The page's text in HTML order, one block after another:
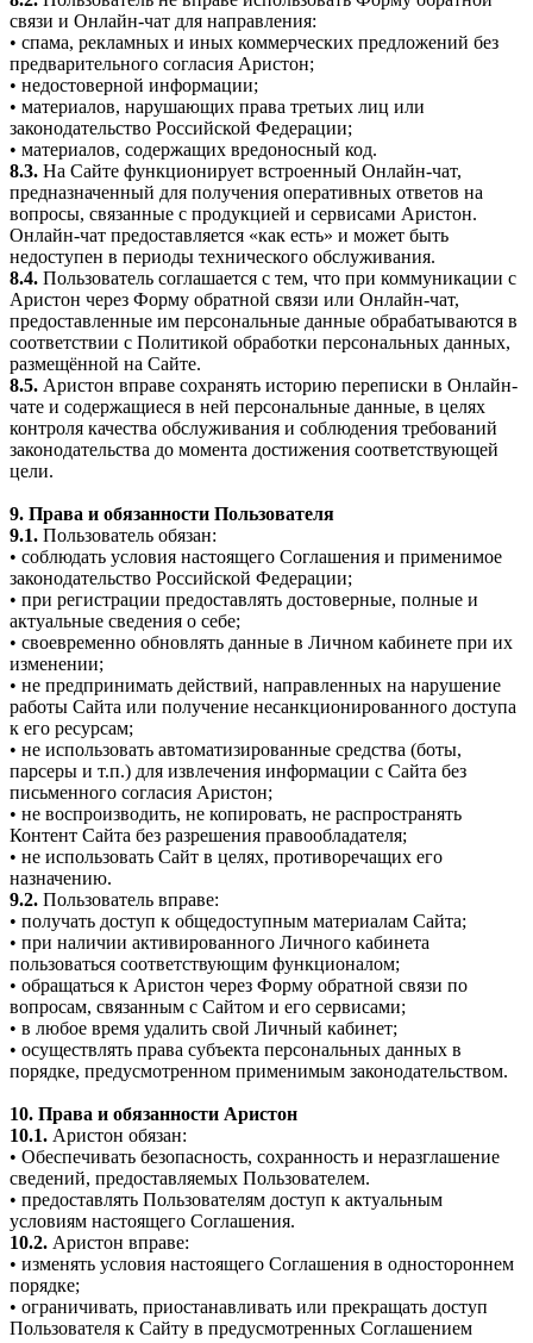
связи и Онлайн-чат для направления:
• спама, рекламных и иных коммерческих предложений без
предварительного согласия Аристон;
• недостоверной информации;
• материалов, нарушающих права третьих лиц или
законодательство Российской Федерации;
• материалов, содержащих вредоносный код.
8.3. На Сайте функционирует встроенный Онлайн-чат,
предназначенный для получения оперативных ответов на
вопросы, связанные с продукцией и сервисами Аристон.
Онлайн-чат предоставляется «как есть» и может быть
недоступен в периоды технического обслуживания.
8.4. Пользователь соглашается с тем, что при коммуникации с
Аристон через Форму обратной связи или Онлайн-чат,
предоставленные им персональные данные обрабатываются в
соответствии с Политикой обработки персональных данных,
размещённой на Сайте.
8.5. Аристон вправе сохранять историю переписки в Онлайн-
чате и содержащиеся в ней персональные данные, в целях
контроля качества обслуживания и соблюдения требований
законодательства до момента достижения соответствующей
цели.
9. Права и обязанности Пользователя
9.1. Пользователь обязан:
• соблюдать условия настоящего Соглашения и применимое
законодательство Российской Федерации;
• при регистрации предоставлять достоверные, полные и
актуальные сведения о себе;
• своевременно обновлять данные в Личном кабинете при их
изменении;
• не предпринимать действий, направленных на нарушение
работы Сайта или получение несанкционированного доступа
к его ресурсам;
• не использовать автоматизированные средства (боты,
парсеры и т.п.) для извлечения информации с Сайта без
письменного согласия Аристон;
• не воспроизводить, не копировать, не распространять
Контент Сайта без разрешения правообладателя;
• не использовать Сайт в целях, противоречащих его
назначению.
9.2. Пользователь вправе:
• получать доступ к общедоступным материалам Сайта;
• при наличии активированного Личного кабинета
пользоваться соответствующим функционалом;
• обращаться к Аристон через Форму обратной связи по
вопросам, связанным с Сайтом и его сервисами;
• в любое время удалить свой Личный кабинет;
• осуществлять права субъекта персональных данных в
порядке, предусмотренном применимым законодательством.
10. Права и обязанности Аристон
10.1. Аристон обязан:
• Обеспечивать безопасность, сохранность и неразглашение
сведений, предоставляемых Пользователем.
• предоставлять Пользователям доступ к актуальным
условиям настоящего Соглашения.
10.2. Аристон вправе:
• изменять условия настоящего Соглашения в одностороннем
порядке;
• ограничивать, приостанавливать или прекращать доступ
Пользователя к Сайту в предусмотренных Соглашением